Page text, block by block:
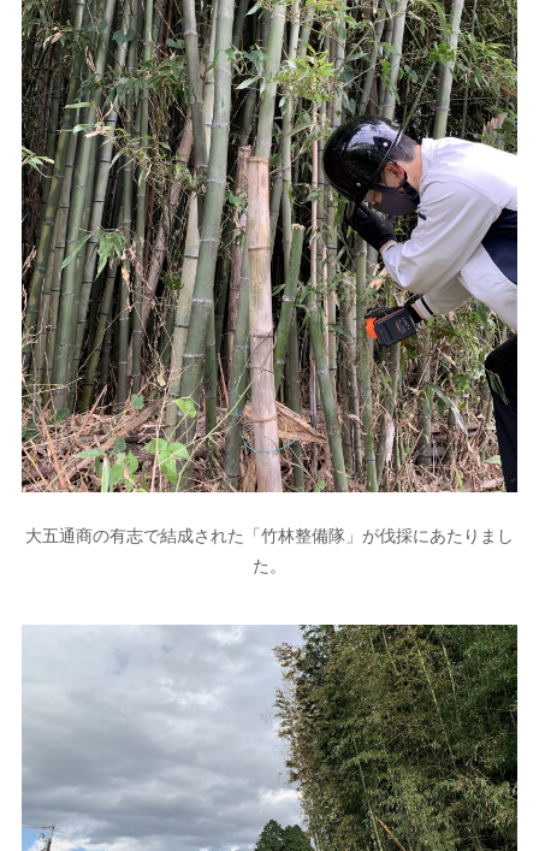
大五通商の有志で結成された「竹林整備隊」が伐採にあたりまし
た。